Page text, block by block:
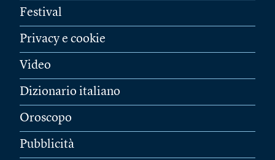
Festival
Privacy e cookie
Video
Dizionario italiano
Oroscopo
Pubblicità